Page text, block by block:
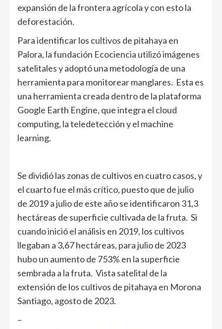
expansión de la frontera agrícola y con esto la
deforestación.
Para identificar los cultivos de pitahaya en
Palora, la fundación Ecociencia utilizó imágenes
satelitales y adoptó una metodología de una
herramienta para monitorear manglares. Esta es
una herramienta creada dentro de la plataforma
Google Earth Engine, que integra el cloud
computing, la teledetección y el machine
learning.
Se dividió las zonas de cultivos en cuatro casos, y
el cuarto fue el más crítico, puesto que de julio
de 2019 a julio de este año se identificaron 31,3
hectáreas de superficie cultivada de la fruta. Si
cuando inició el análisis en 2019, los cultivos
llegaban a 3,67 hectáreas, para julio de 2023
hubo un aumento de 753% en la superficie
sembrada a la fruta. Vista satelital de la
extensión de los cultivos de pitahaya en Morona
Santiago, agosto de 2023.
–